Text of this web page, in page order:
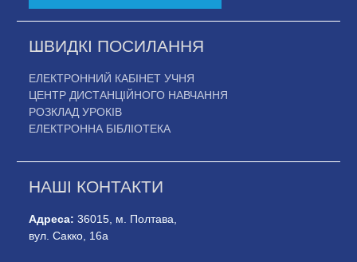
ШВИДКІ ПОСИЛАННЯ
ЕЛЕКТРОННИЙ КАБІНЕТ УЧНЯ
ЦЕНТР ДИСТАНЦІЙНОГО НАВЧАННЯ
РОЗКЛАД УРОКІВ
ЕЛЕКТРОННА БІБЛІОТЕКА
НАШІ КОНТАКТИ
Адреса: 36015, м. Полтава,
вул. Сакко, 16а